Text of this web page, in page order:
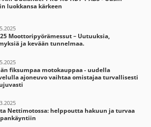
luokkansa kärkeen
Moottoripyörämessut – Uutuuksia,
ja kevään tunnelmaa.
fiksumpaa motokauppaa - uudella
ajoneuvo vaihtaa omistajaa turvallisesti
Nettimotossa: helppoutta hakuun ja turvaa